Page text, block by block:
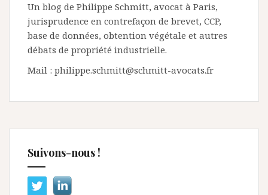
Un blog de Philippe Schmitt, avocat à Paris,
jurisprudence en contrefaçon de brevet, CCP,
base de données, obtention végétale et autres
débats de propriété industrielle.
Mail : philippe.schmitt@schmitt-avocats.fr
Suivons-nous !